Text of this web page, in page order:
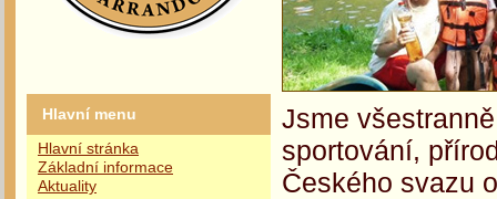
Hlavní menu
Hlavní stránka
Základní informace
Aktuality
Jsme
sportování,
Českého svazu